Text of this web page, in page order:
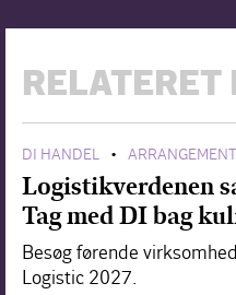
DI HANDEL •
Logistikverdenen
Tag med DI bag
Besøg førende
Logistic 2027.